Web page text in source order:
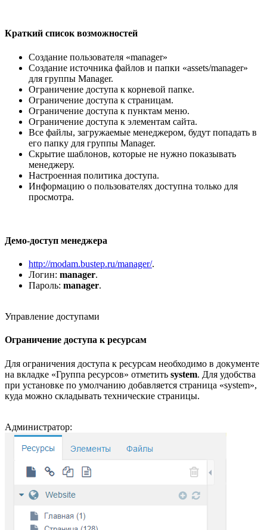
Краткий список возможностей
Создание пользователя «manager»
Создание источника файлов и папки «assets/manager»
для группы Manager.
Ограничение доступа к корневой папке.
Ограничение доступа к страницам.
Ограничение доступа к пунктам меню.
Ограничение доступа к элементам сайта.
Все файлы, загружаемые менеджером, будут попадать в
его папку для группы Manager.
Скрытие шаблонов, которые не нужно показывать
менеджеру.
Настроенная политика доступа.
Информацию о пользователях доступна только для
просмотра.
Демо-доступ менеджера
http://modam.bustep.ru/manager/.
Логин: manager.
Пароль: manager.
Управление доступами
Ограничение доступа к ресурсам
Для ограничения доступа к ресурсам необходимо в документе
на вкладке «Группа ресурсов» отметить system. Для удобства
при установке по умолчанию добавляется страница «system»,
куда можно складывать технические страницы.
Администратор: